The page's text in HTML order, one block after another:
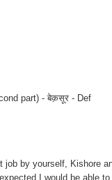
part) - बेक़सूर - Def
by yourself, Kishore
I would be able